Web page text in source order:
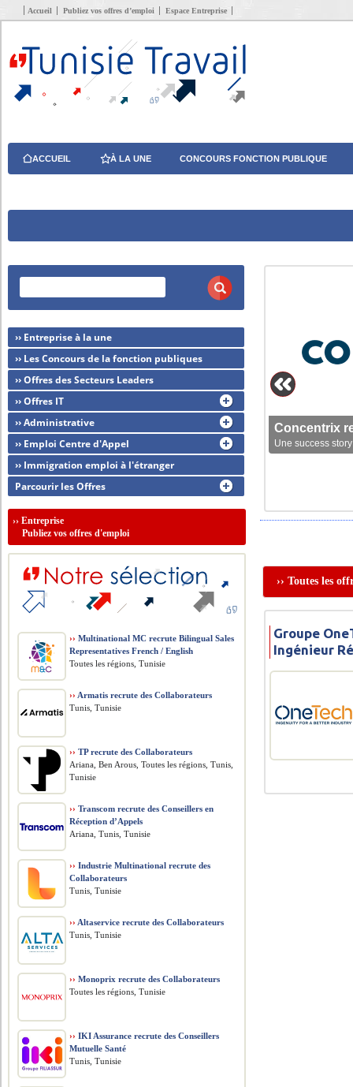
Accueil Publiez vos offres d’emploi Espace Entreprise
ACCUEIL À LA UNE CONCOURS FONCTION PUBLIQUE
Concentrix
Une success
›› Toutes les
Groupe
Ingénieur
›› Entreprise à la une
›› Les Concours de la fonction publiques
›› Offres des Secteurs Leaders
›› Offres IT
›› Administrative
›› Emploi Centre d'Appel
›› Immigration emploi à l'étranger
Parcourir les Offres
››Entreprise
Publiez vos offres d'emploi
›› Multinational MC recrute Bilingual Sales
Representatives French / English
Toutes les régions, Tunisie
›› Armatis recrute des Collaborateurs
Tunis, Tunisie
›› TP recrute des Collaborateurs
Ariana, Ben Arous, Toutes les régions, Tunis,
Tunisie
›› Transcom recrute des Conseillers en
Réception d’Appels
Ariana, Tunis, Tunisie
›› Industrie Multinational recrute des
Collaborateurs
Tunis, Tunisie
›› Altaservice recrute des Collaborateurs
Tunis, Tunisie
›› Monoprix recrute des Collaborateurs
Toutes les régions, Tunisie
›› IKI Assurance recrute des Conseillers
Mutuelle Santé
Tunis, Tunisie